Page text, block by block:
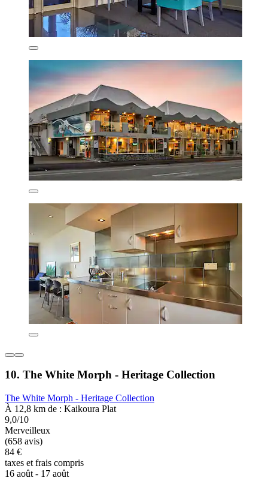
10. The White Morph - Heritage Collection
The White Morph - Heritage Collection
À 12,8 km de : Kaikoura Plat
9,0/10
Merveilleux
(658 avis)
84 €
taxes et frais compris
16 août - 17 août